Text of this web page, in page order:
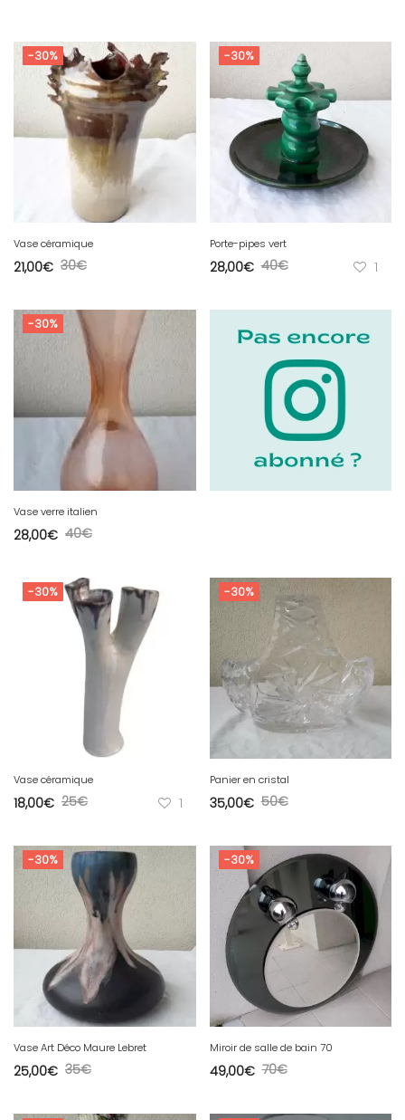
-30%
Vase céramique
30€
21,00€
-30%
Porte-pipes vert
40€
28,00€ 1
-30%
Vase verre italien
40€
28,00€
-30%
Vase céramique
25€
18,00€ 1
-30%
Panier en cristal
50€
35,00€
-30%
Vase Art Déco Maure Lebret
35€
25,00€
-30%
Miroir de salle de bain 70
70€
49,00€